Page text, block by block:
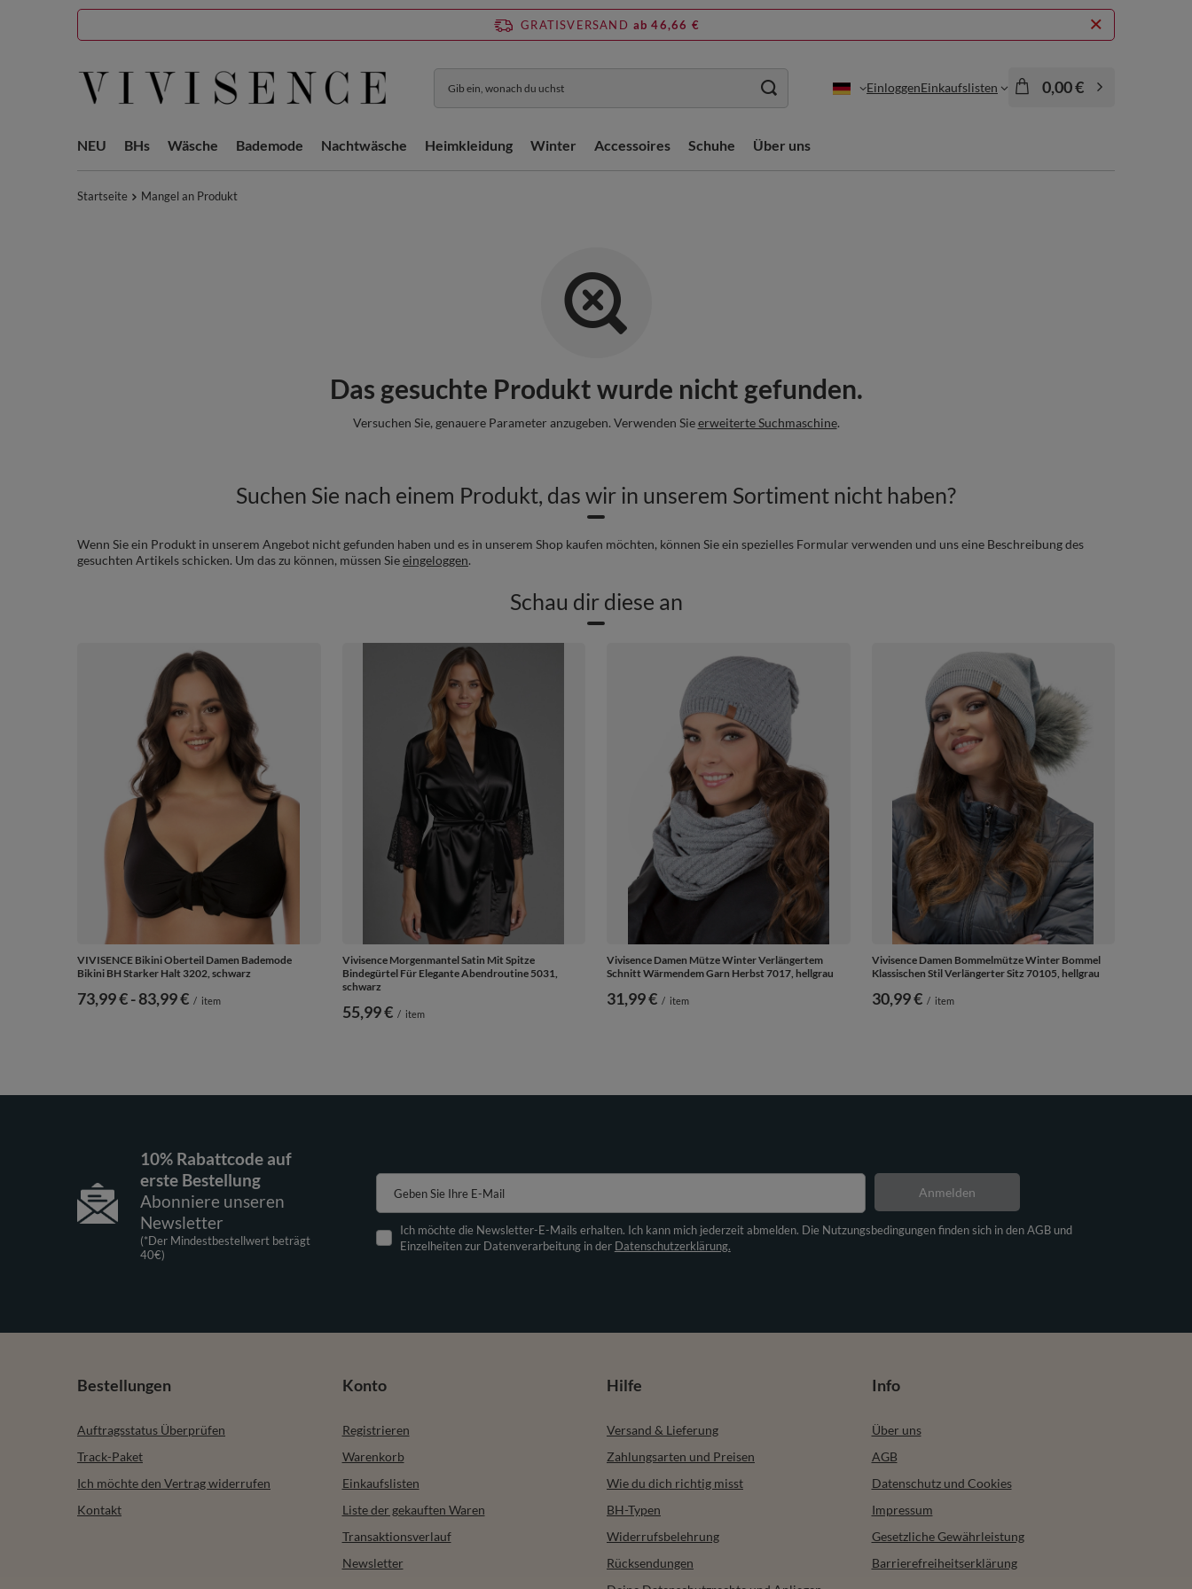
GRATISVERSAND ab 46,66 €
EinloggenEinkaufslisten 0,00 €
NEU BHs Wäsche Bademode Nachtwäsche Heimkleidung Winter Accessoires Schuhe Über uns
Startseite Mangel an Produkt
Das gesuchte Produkt wurde nicht gefunden.
Versuchen Sie, genauere Parameter anzugeben. Verwenden Sieerweiterte Suchmaschine.
Suchen Sie nach einem Produkt, das wir in unserem Sortiment nicht haben?
Wenn Sie ein Produkt in unserem Angebot nicht gefunden haben und es in unserem Shop kaufen möchten, können Sie ein spezielles Formular verwenden und uns eine Beschreibung des
gesuchten Artikels schicken. Um das zu können, müssen Sieeingeloggen.
Schau dir diese an
VIVISENCE Bikini Oberteil Damen Bademode
Bikini BH Starker Halt 3202, schwarz
ab
73,99 €-bis
83,99 € / item
Vivisence Morgenmantel Satin Mit Spitze
Bindegürtel Für Elegante Abendroutine 5031,
schwarz
55,99 € / item
Vivisence Damen Mütze Winter Verlängertem
Schnitt Wärmendem Garn Herbst 7017, hellgrau
31,99 € / item
Vivisence Damen Bommelmütze Winter Bommel
Klassischen Stil Verlängerter Sitz 70105, hellgrau
30,99 € / item
10% Rabattcode auf
erste Bestellung
Abonniere unseren
Newsletter
(*Der Mindestbestellwert beträgt
40€)
Geben Sie Ihre E-Mail
Ich möchte die Newsletter-E-Mails erhalten. Ich kann mich jederzeit abmelden. Die Nutzungsbedingungen finden sich in den AGB und
Einzelheiten zur Datenverarbeitung in der Datenschutzerklärung.
Anmelden
Bestellungen
Auftragsstatus Überprüfen
Track-Paket
Ich möchte den Vertrag widerrufen
Kontakt
Konto
Registrieren
Warenkorb
Einkaufslisten
Liste der gekauften Waren
Transaktionsverlauf
Newsletter
Hilfe
Versand & Lieferung
Zahlungsarten und Preisen
Wie du dich richtig misst
BH-Typen
Widerrufsbelehrung
Rücksendungen
Info
Über uns
AGB
Datenschutz und Cookies
Impressum
Gesetzliche Gewährleistung
Barrierefreiheitserklärung